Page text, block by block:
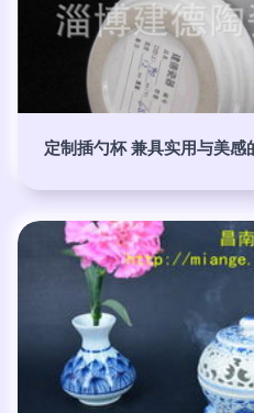
定制插勺杯 兼具实用与美感